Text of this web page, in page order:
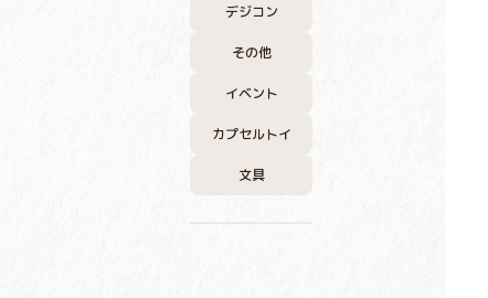
デジコン
その他
イベント
カプセルトイ
文具